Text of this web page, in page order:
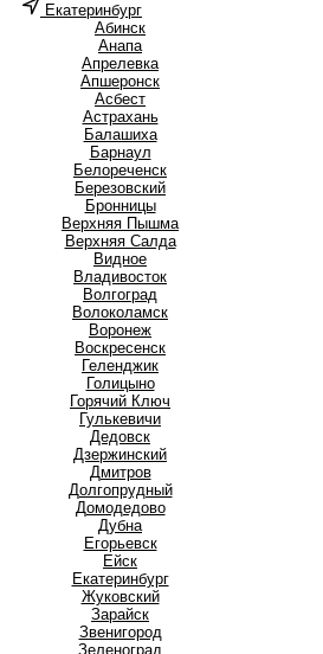
Екатеринбург
Абинск
Анапа
Апрелевка
Апшеронск
Асбест
Астрахань
Балашиха
Барнаул
Белореченск
Березовский
Бронницы
Верхняя Пышма
Верхняя Салда
Видное
Владивосток
Волгоград
Волоколамск
Воронеж
Воскресенск
Геленджик
Голицыно
Горячий Ключ
Гулькевичи
Дедовск
Дзержинский
Дмитров
Долгопрудный
Домодедово
Дубна
Егорьевск
Ейск
Екатеринбург
Жуковский
Зарайск
Звенигород
Зеленоград